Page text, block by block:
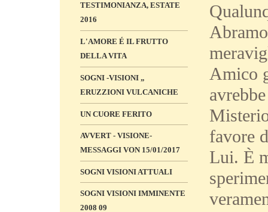
TESTIMONIANZA, ESTATE
2016
L'AMORE É IL FRUTTO
DELLA VITA
SOGNI -VISIONI „
ERUZZIONI VULCANICHE
UN CUORE FERITO
AVVERT - VISIONE-
MESSAGGI VON 15/01/2017
SOGNI VISIONI ATTUALI
SOGNI VISIONI IMMINENTE
2008 09
Amico
favore
Lui. È